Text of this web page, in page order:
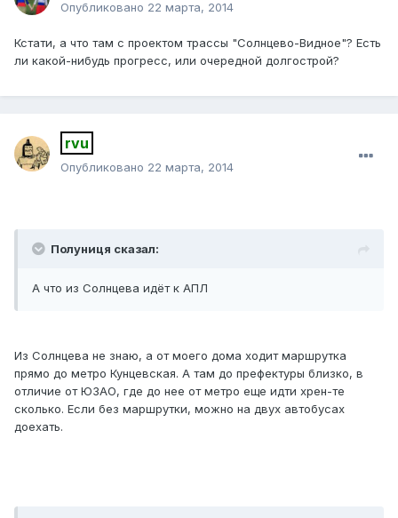
Опубликовано 22 марта, 2014
Кстати, а что там с проектом трассы "Солнцево-Видное"? Есть
ли какой-нибудь прогресс, или очередной долгострой?
rvu
Опубликовано 22 марта, 2014
Полуниця сказал:
А что из Солнцева идёт к АПЛ
Из Солнцева не знаю, а от моего дома ходит маршрутка
прямо до метро Кунцевская. А там до префектуры близко, в
отличие от ЮЗАО, где до нее от метро еще идти хрен-те
сколько. Если без маршрутки, можно на двух автобусах
доехать.